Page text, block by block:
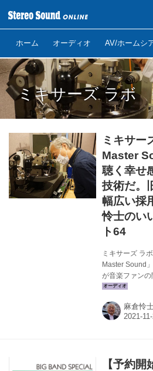
ホーム オーディオ AV/ホームシ
ミキサーズ ラボ
ミキサー
Master
聴く幸せ
技術だ。
幅広い採
怜士のい
ト64
ミキサーズ ラ
Master Sound
が音楽ファン
既存の音源をハ
われてしまった
もったハイレ
るのか、さら
麻倉怜
【予約